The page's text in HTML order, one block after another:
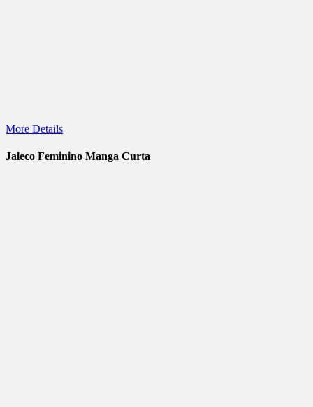
More Details
Jaleco Feminino Manga Curta